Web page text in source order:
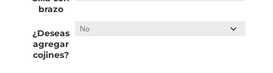
brazo
¿Deseas
agregar
cojines?